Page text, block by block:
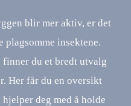
blir mer aktiv, er det
plagsomme insektene.
finner du et bredt utvalg
Her får du en oversikt
deg med å holde